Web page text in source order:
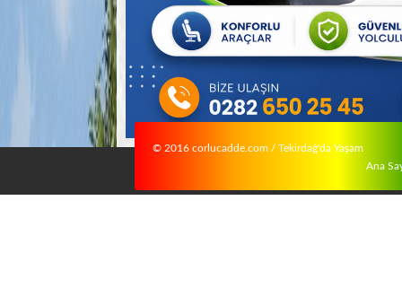
© 2016 corlucadde.com / Tekirdağ'da Yaşam
Ana